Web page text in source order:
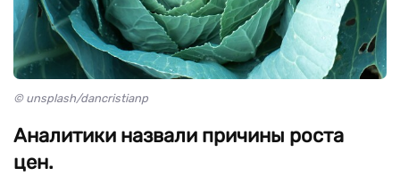
© unsplash/dancristianp
Аналитики назвали причины роста
цен.